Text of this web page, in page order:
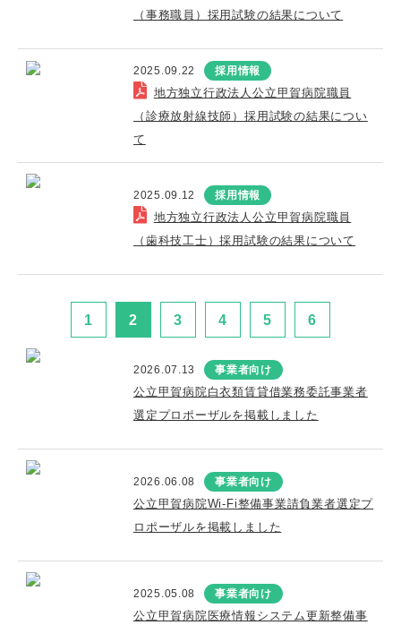
（事務職員）採用試験の結果について
2025.09.22 採用情報
地方独立行政法人公立甲賀病院職員
（診療放射線技師）採用試験の結果につい
て
2025.09.12 採用情報
地方独立行政法人公立甲賀病院職員
（歯科技工士）採用試験の結果について
1 2 3 4 5 6
2026.07.13 事業者向け
公立甲賀病院白衣類賃貸借業務委託事業者
選定プロポーザルを掲載しました
2026.06.08 事業者向け
公立甲賀病院Wi-Fi整備事業請負業者選定プ
ロポーザルを掲載しました
2025.05.08 事業者向け
公立甲賀病院医療情報システム更新整備事